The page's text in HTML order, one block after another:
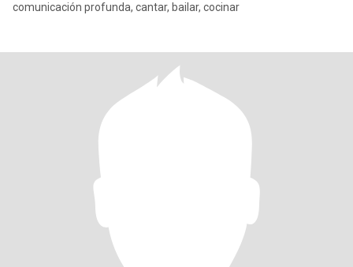
comunicación profunda, cantar, bailar, cocinar